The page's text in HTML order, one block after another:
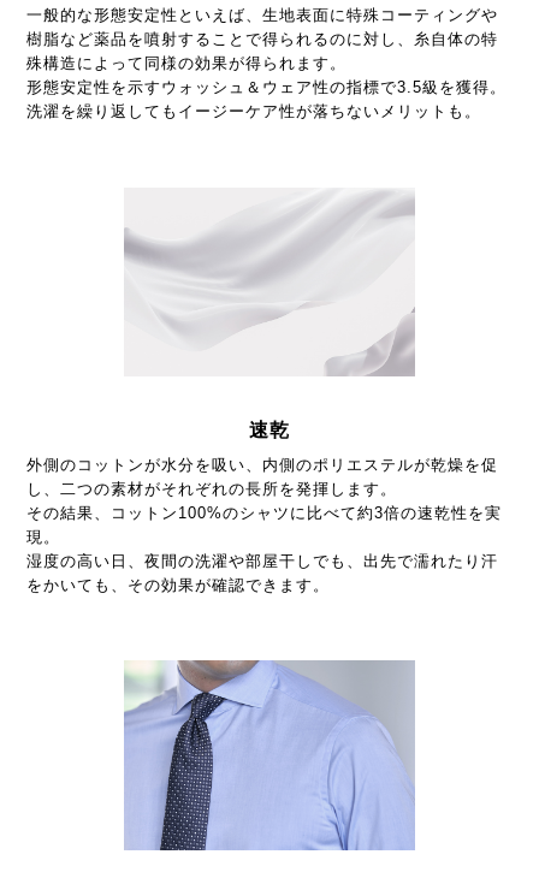
一般的な形態安定性といえば、生地表面に特殊コーティングや
樹脂など薬品を噴射することで得られるのに対し、糸自体の特
殊構造によって同様の効果が得られます。
形態安定性を示すウォッシュ＆ウェア性の指標で3.5級を獲得。
洗濯を繰り返してもイージーケア性が落ちないメリットも。
速乾
外側のコットンが水分を吸い、内側のポリエステルが乾燥を促
し、二つの素材がそれぞれの長所を発揮します。
その結果、コットン100%のシャツに比べて約3倍の速乾性を実
現。
湿度の高い日、夜間の洗濯や部屋干しでも、出先で濡れたり汗
をかいても、その効果が確認できます。